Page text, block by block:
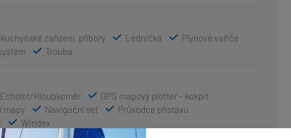
zařízení, příbory Lednička
Plynové vařiče
Trouba
Echolot/Hloubkoměr
GPS mapový plotter - kokpit
mapy Navigační set
Průvodce přístavu
Windex